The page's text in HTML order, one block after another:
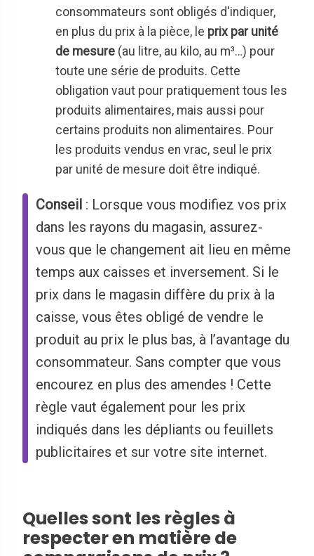
consommateurs sont obligés d'indiquer,
en plus du prix à la pièce, le prix par unité
de mesure (au litre, au kilo, au m³…) pour
toute une série de produits. Cette
obligation vaut pour pratiquement tous les
produits alimentaires, mais aussi pour
certains produits non alimentaires. Pour
les produits vendus en vrac, seul le prix
par unité de mesure doit être indiqué.
Conseil : Lorsque vous modifiez vos prix
dans les rayons du magasin, assurez-
vous que le changement ait lieu en même
temps aux caisses et inversement. Si le
prix dans le magasin diffère du prix à la
caisse, vous êtes obligé de vendre le
produit au prix le plus bas, à l’avantage du
consommateur. Sans compter que vous
encourez en plus des amendes ! Cette
règle vaut également pour les prix
indiqués dans les dépliants ou feuillets
publicitaires et sur votre site internet.
Quelles sont les règles à
respecter en matière de